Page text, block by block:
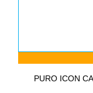
PURO ICON